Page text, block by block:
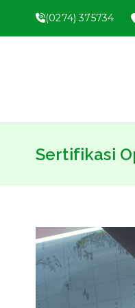
(0274) 375734
Sertifikasi